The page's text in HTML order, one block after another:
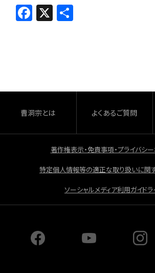
F
a
o
o
k
X 共
曹洞宗とは よくあるご質問
著作権表示・免責事項・プライバシ
特定個人情報等の適正な取り扱いに関
ソーシャルメディア利用ガイドラ